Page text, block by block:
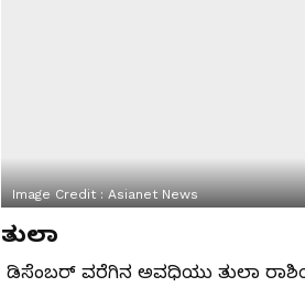
Image Credit :Asianet News
ತುಲಾ
ಡಿಸೆಂಬರ್ ವರೆಗಿನ ಅವಧಿಯು ತುಲಾ